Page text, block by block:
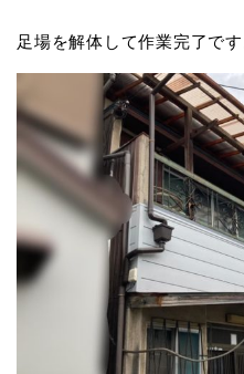
足場を解体して作業完了です